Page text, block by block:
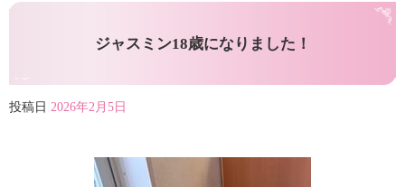
ジャスミン18歳になりました！
投稿日 2026年2月5日